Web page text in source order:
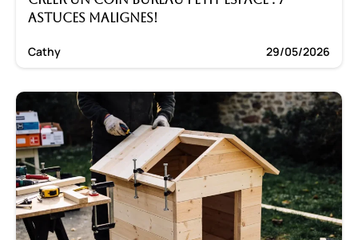
astuces malignes!
Cathy 29/05/2026